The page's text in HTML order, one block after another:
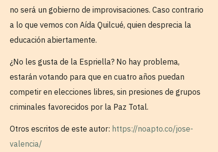
no será un gobierno de improvisaciones. Caso contrario
a lo que vemos con Aída Quilcué, quien desprecia la
educación abiertamente.
¿No les gusta de la Espriella? No hay problema,
estarán votando para que en cuatro años puedan
competir en elecciones libres, sin presiones de grupos
criminales favorecidos por la Paz Total.
Otros escritos de este autor: https://noapto.co/jose-
valencia/